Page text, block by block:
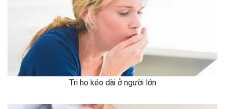
Trị ho kéo dài ở người lớn